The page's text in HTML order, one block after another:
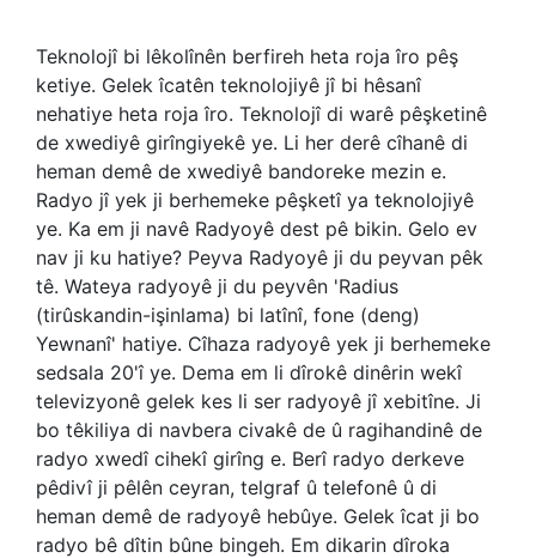
Teknolojî bi lêkolînên berfireh heta roja îro pêş
ketiye. Gelek îcatên teknolojiyê jî bi hêsanî
nehatiye heta roja îro. Teknolojî di warê pêşketinê
de xwediyê girîngiyekê ye. Li her derê cîhanê di
heman demê de xwediyê bandoreke mezin e.
Radyo jî yek ji berhemeke pêşketî ya teknolojiyê
ye. Ka em ji navê Radyoyê dest pê bikin. Gelo ev
nav ji ku hatiye? Peyva Radyoyê ji du peyvan pêk
tê. Wateya radyoyê ji du peyvên 'Radius
(tirûskandin-işinlama) bi latînî, fone (deng)
Yewnanî' hatiye. Cîhaza radyoyê yek ji berhemeke
sedsala 20'î ye. Dema em li dîrokê dinêrin wekî
televizyonê gelek kes li ser radyoyê jî xebitîne. Ji
bo têkiliya di navbera civakê de û ragihandinê de
radyo xwedî cihekî girîng e. Berî radyo derkeve
pêdivî ji pêlên ceyran, telgraf û telefonê û di
heman demê de radyoyê hebûye. Gelek îcat ji bo
radyo bê dîtin bûne bingeh. Em dikarin dîroka